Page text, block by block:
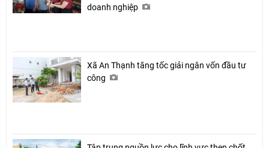
doanh nghiệp
Xã An Thạnh tăng tốc giải ngân vốn đầu tư
công